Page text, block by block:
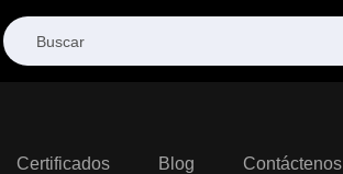
Certificados Blog Contáctenos